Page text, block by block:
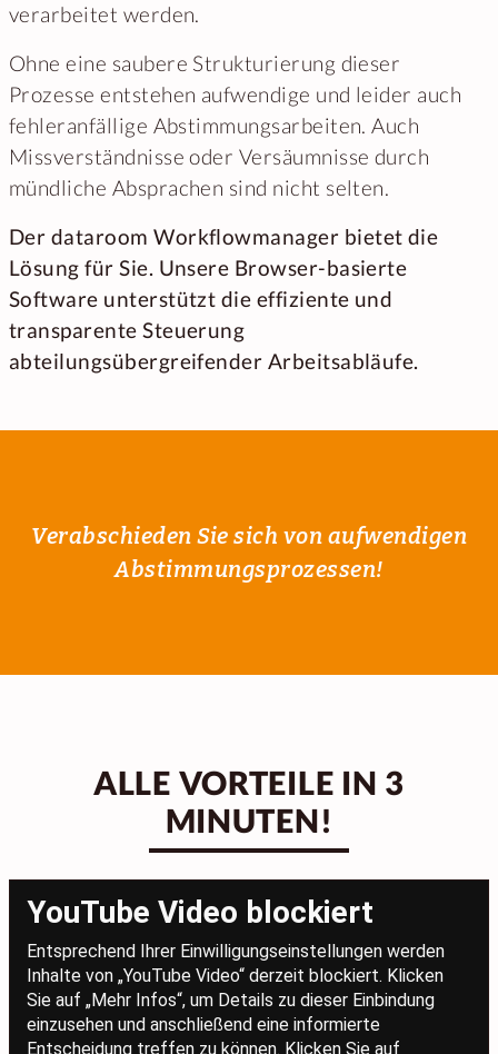
verarbeitet werden.
Ohne eine saubere Strukturierung dieser
Prozesse entstehen aufwendige und leider auch
fehleranfällige Abstimmungsarbeiten. Auch
Missverständnisse oder Versäumnisse durch
mündliche Absprachen sind nicht selten.
Der dataroom Workflowmanager bietet die
Lösung für Sie. Unsere Browser-basierte
Software unterstützt die effiziente und
transparente Steuerung
abteilungsübergreifender Arbeitsabläufe.
Verabschieden Sie sich von aufwendigen
Abstimmungsprozessen!
ALLE VORTEILE IN 3
MINUTEN!